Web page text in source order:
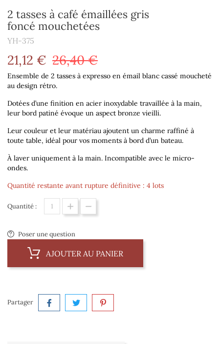
2 tasses à café émaillées gris
foncé mouchetées
YH-375
21,12 € 26,40 €
Ensemble de 2 tasses à expresso en émail blanc cassé moucheté
au design rétro.
Dotées d’une finition en acier inoxydable travaillée à la main,
leur bord patiné évoque un aspect bronze vieilli.
Leur couleur et leur matériau ajoutent un charme raffiné à
toute table, idéal pour vos moments à bord d’un bateau.
À laver uniquement à la main. Incompatible avec le micro-
ondes.
Quantité restante avant rupture définitive : 4 lots
Quantité :
Poser une question
AJOUTER AU PANIER
Partager